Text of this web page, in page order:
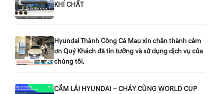
KHÍ CHẤT
Hyundai Thành Công Cà Mau xin chân thành cảm
ơn Quý Khách đã tin tưởng và sử dụng dịch vụ của
chúng tôi.
CẦM LÁI HYUNDAI – CHÁY CÙNG WORLD CUP